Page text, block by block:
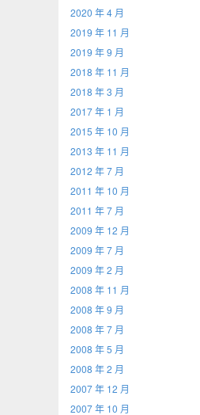
2020 年 4 月
2019 年 11 月
2019 年 9 月
2018 年 11 月
2018 年 3 月
2017 年 1 月
2015 年 10 月
2013 年 11 月
2012 年 7 月
2011 年 10 月
2011 年 7 月
2009 年 12 月
2009 年 7 月
2009 年 2 月
2008 年 11 月
2008 年 9 月
2008 年 7 月
2008 年 5 月
2008 年 2 月
2007 年 12 月
2007 年 10 月